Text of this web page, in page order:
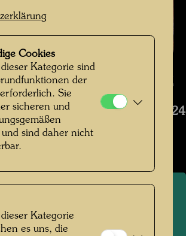
Bernhard Schramm © Bernhard Schramm
des Schiffs Regentag 2019-2024
Bildergalerie öffnen
Cookies
Kategorie sind
der
Sie
sicheren und
sind daher nicht
Kategorie
es uns, die